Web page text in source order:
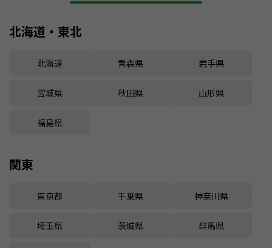
北海道・東北
北海道 青森県 岩手県
宮城県 秋田県 山形県
福島県
関東
東京都 千葉県 神奈川県
埼玉県 茨城県 群馬県